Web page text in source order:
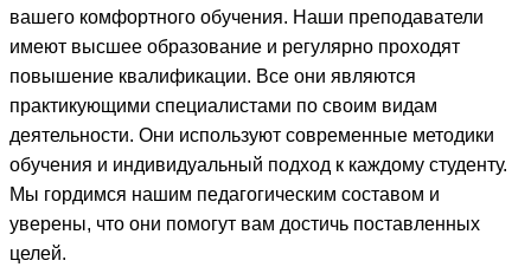
вашего комфортного обучения. Наши преподаватели
имеют высшее образование и регулярно проходят
повышение квалификации. Все они являются
практикующими специалистами по своим видам
деятельности. Они используют современные методики
обучения и индивидуальный подход к каждому студенту.
Мы гордимся нашим педагогическим составом и
уверены, что они помогут вам достичь поставленных
целей.